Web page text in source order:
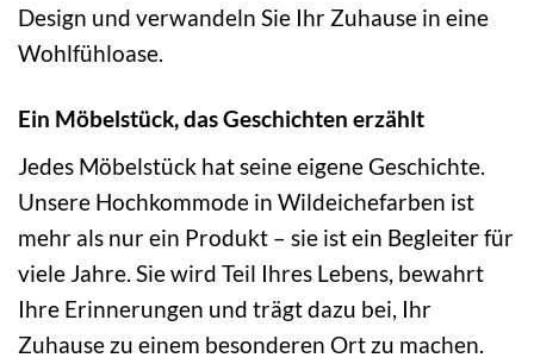
Design und verwandeln Sie Ihr Zuhause in eine
Wohlfühloase.
Ein Möbelstück, das Geschichten erzählt
Jedes Möbelstück hat seine eigene Geschichte.
Unsere Hochkommode in Wildeichefarben ist
mehr als nur ein Produkt – sie ist ein Begleiter für
viele Jahre. Sie wird Teil Ihres Lebens, bewahrt
Ihre Erinnerungen und trägt dazu bei, Ihr
Zuhause zu einem besonderen Ort zu machen.